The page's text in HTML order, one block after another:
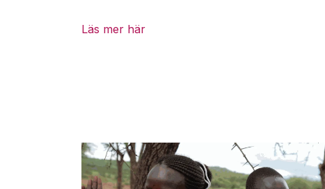
Läs mer här